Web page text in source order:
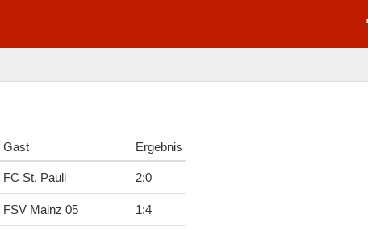
Gast Ergebnis
FC St. Pauli 2:0
FSV Mainz 05 1:4